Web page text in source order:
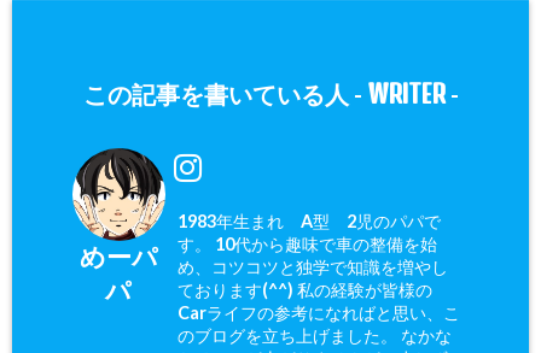
この記事を書いている人 - WRITER-
めーパ
パ
1983年生まれ A型 2児のパパで
す。 10代から趣味で車の整備を始
め、コツコツと独学で知識を増やし
ております(^^) 私の経験が皆様の
Carライフの参考になればと思い、こ
のブログを立ち上げました。 なかな